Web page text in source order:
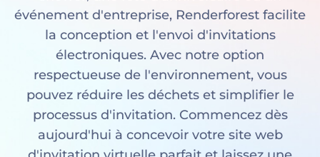
événement d'entreprise, Renderforest facilite
la conception et l'envoi d'invitations
électroniques. Avec notre option
respectueuse de l'environnement, vous
pouvez réduire les déchets et simplifier le
processus d'invitation. Commencez dès
aujourd'hui à concevoir votre site web